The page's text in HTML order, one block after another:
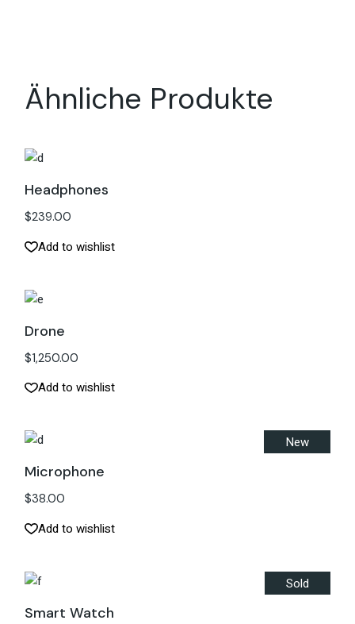
Ähnliche Produkte
Headphones
$239.00
Add to wishlist
Drone
$1,250.00
Add to wishlist
New
Microphone
$38.00
Add to wishlist
Sold
Smart Watch